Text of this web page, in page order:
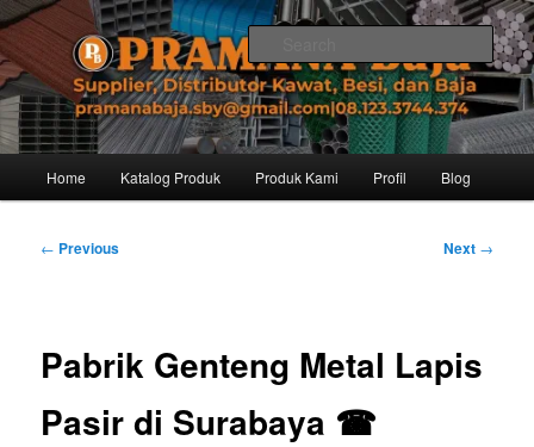
Skip
to
primary
contentPramana Baja Distributor Baja Besi
Kawat – 08.123.3744.374
Distributor dari Pabrik Besi Baja, Supplier Besi Baja, Jual besi beton. Info
dan Pemesanan hub. Ibu Rinanti 08.123.3744.374. Dgn harga yg kompetitif,
Amanah, dan pelayanan yg ramah, kami siap melayani segala kebutuhan
besi anda.
Home Katalog Produk Produk Kami Profil Blog
Post
← Previous Next →
Pabrik Genteng Metal Lapis
Pasir di Surabaya ☎